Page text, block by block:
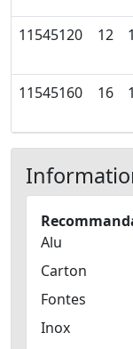
11545120 12
11545160 16
Alu
Carton
Fontes
Inox